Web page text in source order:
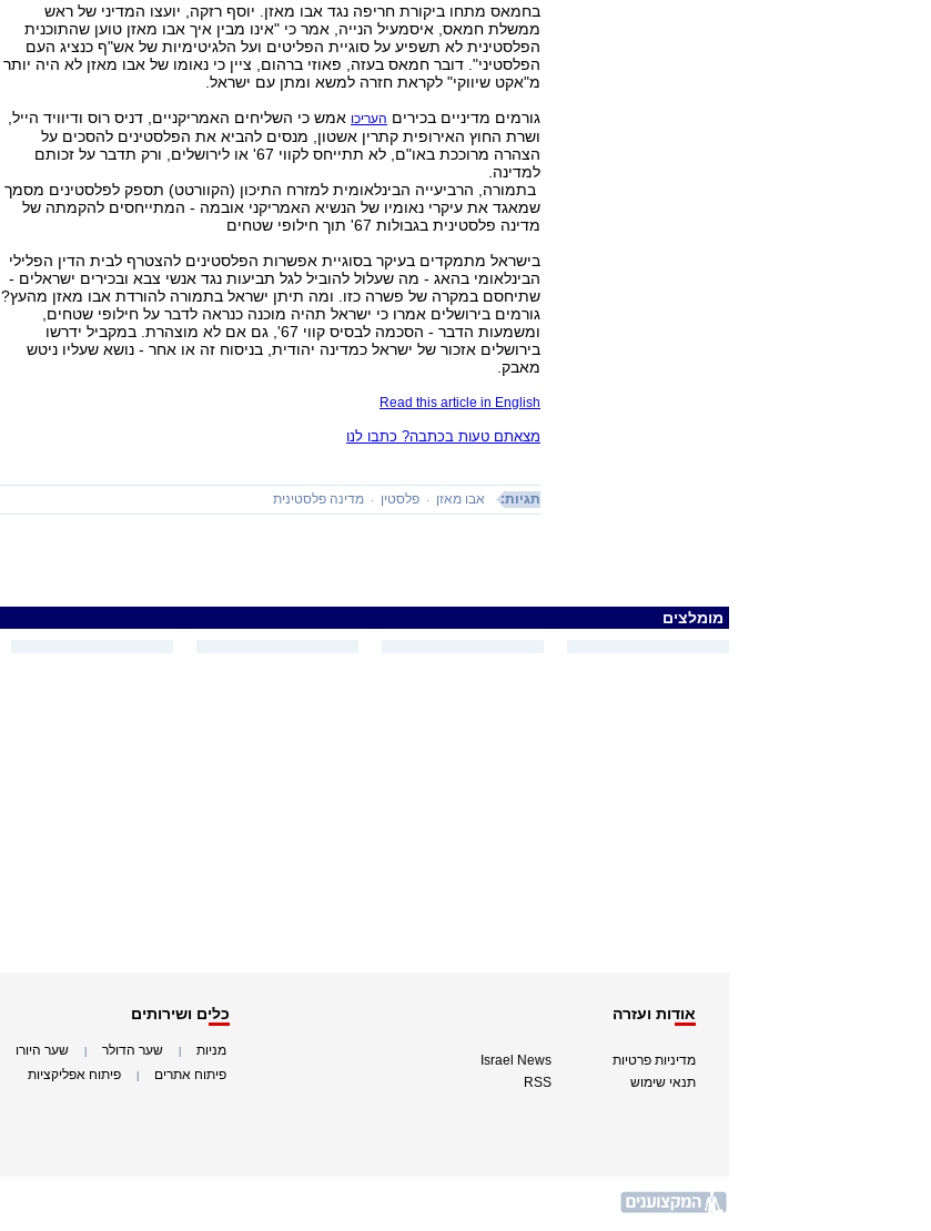
בחמאס מתחו ביקורת חריפה נגד אבו מאזן. יוסף רזקה, יועצו המדיני של ראש
ממשלת חמאס, איסמעיל הנייה, אמר כי "אינו מבין איך אבו מאזן טוען שהתוכנית
הפלסטינית לא תשפיע על סוגיית הפליטים ועל הלגיטימיות של אש"ף כנציג העם
הפלסטיני". דובר חמאס בעזה, פאוזי ברהום, ציין כי נאומו של אבו מאזן לא היה יותר
מ"אקט שיווקי" לקראת חזרה למשא ומתן עם ישראל.
גורמים מדיניים בכירים העריכו אמש כי השליחים האמריקניים, דניס רוס ודיוויד הייל,
ושרת החוץ האירופית קתרין אשטון, מנסים להביא את הפלסטינים להסכים על
הצהרה מרוככת באו"ם, לא תתייחס לקווי 67' או לירושלים, ורק תדבר על זכותם
למדינה.
בתמורה, הרביעייה הבינלאומית למזרח התיכון (הקוורטט) תספק לפלסטינים מסמך
שמאגד את עיקרי נאומיו של הנשיא האמריקני אובמה - המתייחסים להקמתה של
מדינה פלסטינית בגבולות 67' תוך חילופי שטחים
בישראל מתמקדים בעיקר בסוגיית אפשרות הפלסטינים להצטרף לבית הדין הפלילי
הבינלאומי בהאג - מה שעלול להוביל לגל תביעות נגד אנשי צבא ובכירים ישראלים -
שתיחסם במקרה של פשרה כזו. ומה תיתן ישראל בתמורה להורדת אבו מאזן מהעץ?
גורמים בירושלים אמרו כי ישראל תהיה מוכנה כנראה לדבר על חילופי שטחים,
ומשמעות הדבר - הסכמה לבסיס קווי 67', גם אם לא מוצהרת. במקביל ידרשו
בירושלים אזכור של ישראל כמדינה יהודית, בניסוח זה או אחר - נושא שעליו ניטש
מאבק.
Read this article in English
מצאתם טעות בכתבה? כתבו לנו
תגיות: אבו מאזן פלסטין מדינה פלסטינית
מומלצים
אודות ועזרה
מדיניות פרטיות
תנאי שימוש
Israel News
RSS
כלים ושירותים
מניות שער הדולר שער היורו
פיתוח אתרים פיתוח אפליקציות